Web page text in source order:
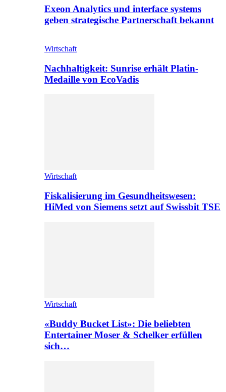
Exeon Analytics und interface systems
geben strategische Partnerschaft bekannt
Wirtschaft
Nachhaltigkeit: Sunrise erhält Platin-
Medaille von EcoVadis
Wirtschaft
Fiskalisierung im Gesundheitswesen:
HiMed von Siemens setzt auf Swissbit TSE
Wirtschaft
«Buddy Bucket List»: Die beliebten
Entertainer Moser & Schelker erfüllen
sich…